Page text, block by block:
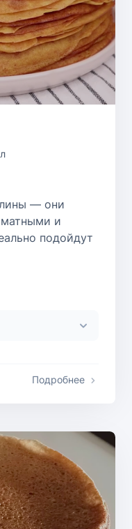
— они
и
подойдут
Подробнее